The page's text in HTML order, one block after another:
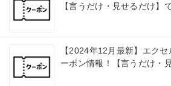
【言うだけ・見せるだけ】
【2024年12月最新】エク
ーポン情報！【言うだけ・